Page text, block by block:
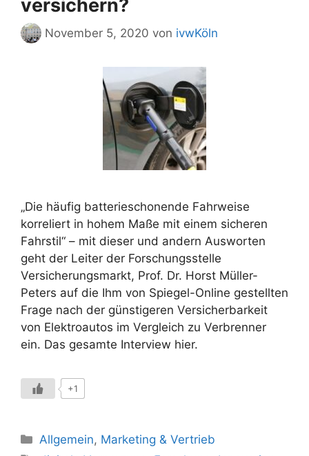
versichern?
November 5, 2020 von ivwKöln
„Die häufig batterieschonende Fahrweise
korreliert in hohem Maße mit einem sicheren
Fahrstil“ – mit dieser und andern Ausworten
geht der Leiter der Forschungsstelle
Versicherungsmarkt, Prof. Dr. Horst Müller-
Peters auf die Ihm von Spiegel-Online gestellten
Frage nach der günstigeren Versicherbarkeit
von Elektroautos im Vergleich zu Verbrenner
ein. Das gesamte Interview hier.
+1
Kategorien
Allgemein, Marketing & Vertrieb